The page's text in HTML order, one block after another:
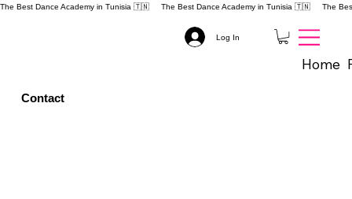
The Best Dance Academy in Tunisia 🇹🇳
Home
Log In
Contact